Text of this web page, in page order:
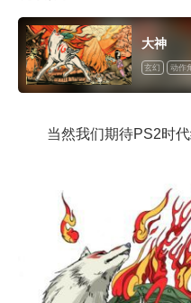
大神
玄幻 动作
当然我们期待PS2时